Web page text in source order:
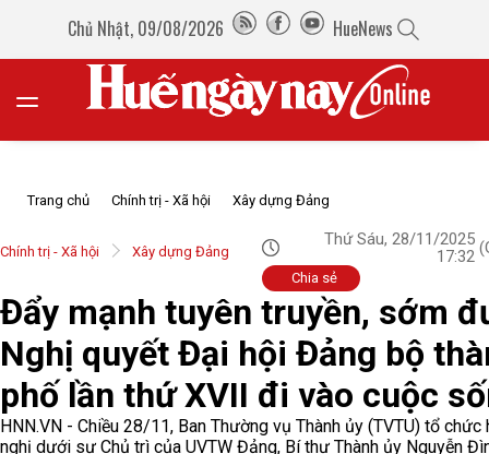
Chủ Nhật, 09/08/2026 HueNews
Trang chủ Chính trị - Xã hội Xây dựng Đảng
Chính trị - Xã hội Xây dựng Đảng
Thứ Sáu, 28/11/2025
17:32
Chia sẻ
Đẩy mạnh tuyên truyền, sớm
Nghị quyết Đại hội Đảng bộ
phố lần thứ XVII đi vào cuộc
HNN.VN - Chiều 28/11, Ban Thường vụ Thành ủy (TVTU) tổ chức
nghị dưới sự Chủ trì của UVTW Đảng, Bí thư Thành ủy Nguyễn